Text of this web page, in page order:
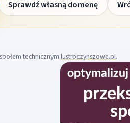
Sprawdź własną domenę
technicznym lustroczynszowe.pl.